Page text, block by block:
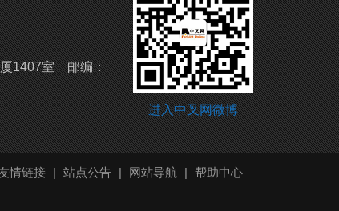
1407室邮编：
进入中叉网微博
情链接 | 站点公告 | 网站导航 | 帮助中心